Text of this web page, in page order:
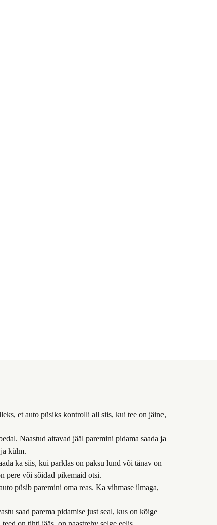
et auto püsiks kontrolli all siis, kui tee on jäine,
Naastud aitavad jääl paremini pidama saada ja
külm.
ka siis, kui parklas on paksu lund või tänav on
pere või sõidad pikemaid otsi.
püsib paremini oma reas. Ka vihmase ilmaga,
saad parema pidamise just seal, kus on kõige